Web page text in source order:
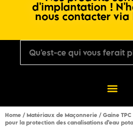
d'implantation !
nous contacter via
Home / Matériaux de Maçonnerie / Gaine
pour la protection des canalisations d’eau